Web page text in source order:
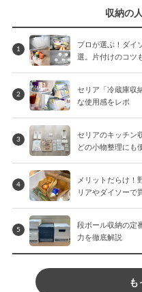
収納の
1
プロが選ぶ！ダイ
選。片付けのコツ
2
セリア「冷蔵庫収
な使用感をレポ
3
セリアのキッチン
どの小物整理にも
4
メリットだらけ！
リアやダイソーで
5
段ボール収納の定
力を徹底解説
も